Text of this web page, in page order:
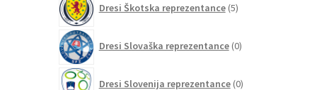
Dresi Škotska reprezentance 5izdelkov
Dresi Slovaška reprezentance 0izdelkov
Dresi Slovenija reprezentance 0